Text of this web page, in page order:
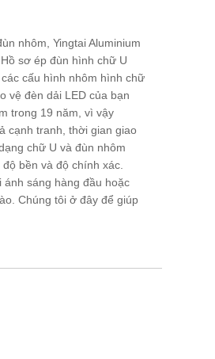
nhôm, Yingtai Aluminium
sơ ép đùn hình chữ U
cấu hình nhôm hình chữ
vệ đèn dải LED của bạn
trong 19 năm, vì vậy
cạnh tranh, thời gian giao
chữ U và đùn nhôm
bền và độ chính xác.
sáng hàng đầu hoặc
Chúng tôi ở đây để giúp